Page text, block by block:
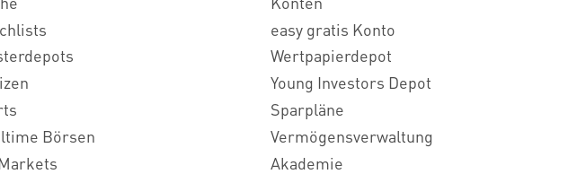
Börsen
easy gratis Konto
Wertpapierdepot
Young Investors Depot
Sparpläne
Vermögensverwaltung
Akademie